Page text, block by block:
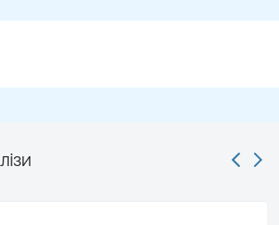
статевий розвиток.